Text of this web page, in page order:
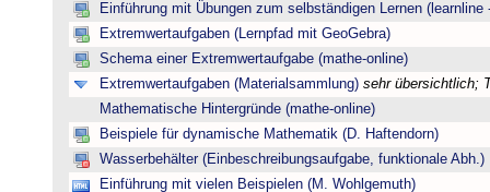
Einführung mit Übungen zum selbständigen Lernen (learnline
Extremwertaufgaben (Lernpfad mit GeoGebra)
Schema einer Extremwertaufgabe (mathe-online)
Extremwertaufgaben (Materialsammlung) sehr übersichtlich;
Mathematische Hintergründe (mathe-online)
Beispiele für dynamische Mathematik (D. Haftendorn)
Wasserbehälter (Einbeschreibungsaufgabe, funktionale Abh.)
Einführung mit vielen Beispielen (M. Wohlgemuth)